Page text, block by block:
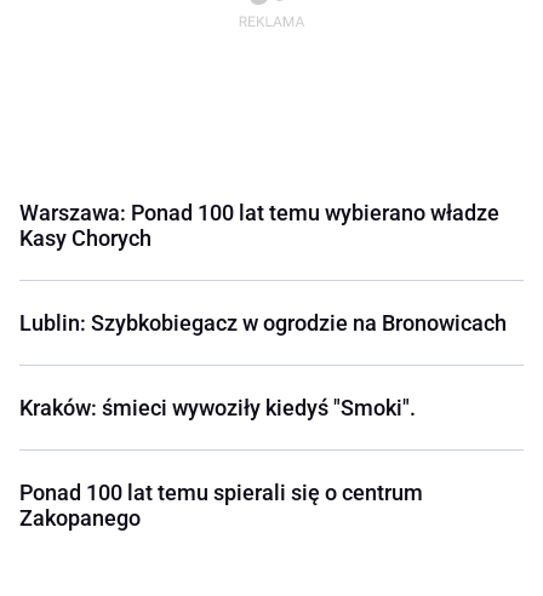
Warszawa: Ponad 100 lat temu wybierano władze
Kasy Chorych
Lublin: Szybkobiegacz w ogrodzie na Bronowicach
Kraków: śmieci wywoziły kiedyś "Smoki".
Ponad 100 lat temu spierali się o centrum
Zakopanego